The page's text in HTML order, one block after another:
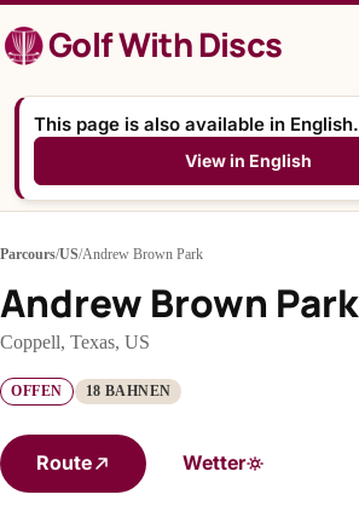
Inhalt
springenGolf With Discs
This page is also available in English.
View in English
Parcours/US/Andrew Brown Park
Andrew Brown Park
Coppell, Texas, US
OFFEN 18 BAHNEN
Route Wetter